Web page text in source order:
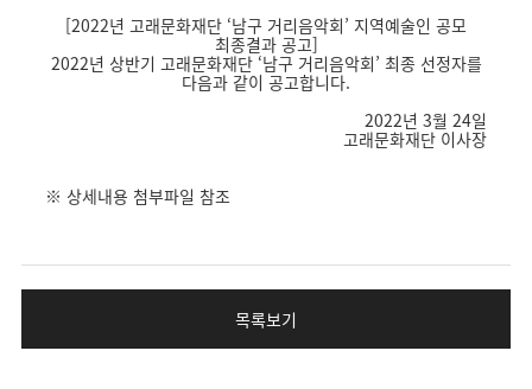
[2022년 고래문화재단 ‘남구 거리음악회’ 지역예술인 공모
최종결과 공고]
2022년 상반기 고래문화재단 ‘남구 거리음악회’ 최종 선정자를
다음과 같이 공고합니다.
2022년 3월 24일
고래문화재단 이사장
※ 상세내용 첨부파일 참조
목록보기